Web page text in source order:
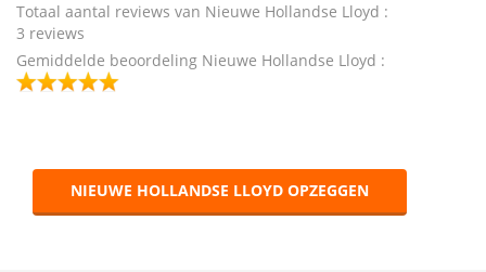
Totaal aantal reviews van Nieuwe Hollandse Lloyd :
3 reviews
Gemiddelde beoordeling Nieuwe Hollandse Lloyd :
NIEUWE HOLLANDSE LLOYD OPZEGGEN